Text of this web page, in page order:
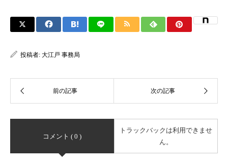
投稿者: 大江戸 事務局
コメント ( 0 )
トラックバックは利用できませ
ん。